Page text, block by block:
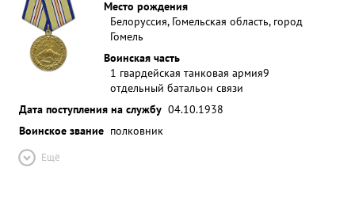
Место рождения
Белоруссия, Гомельская область, город
Гомель
Воинская часть
1 гвардейская танковая армия9
отдельный батальон связи
Дата поступления на службу 04.10.1938
Воинское звание полковник
Ещё